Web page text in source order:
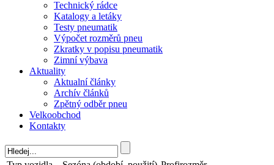
Technický rádce
Katalogy a letáky
Testy pneumatik
Výpočet rozměrů pneu
Zkratky v popisu pneumatik
Zimní výbava
Aktuality
Aktualní články
Archív článků
Zpětný odběr pneu
Velkoobchod
Kontakty